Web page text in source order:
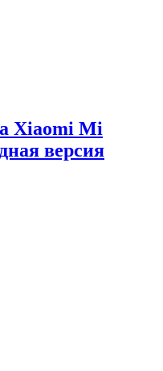
Xiaomi Mi
версия